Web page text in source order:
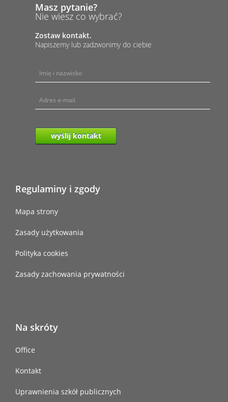
Masz pytanie?
Nie wiesz co wybrać?
Zostaw kontakt.
Napiszemy lub zadzwonimy do ciebie
wyślij kontakt
Regulaminy i zgody
Mapa strony
Zasady użytkowania
Polityka cookies
Zasady zachowania prywatności
Na skróty
Office
Kontakt
Uprawnienia szkół publicznych